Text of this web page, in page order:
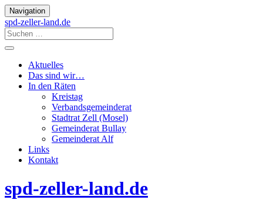
Navigation
spd-zeller-land.de
Aktuelles
Das sind wir…
In den Räten
Kreistag
Verbandsgemeinderat
Stadtrat Zell (Mosel)
Gemeinderat Bullay
Gemeinderat Alf
Links
Kontakt
spd-zeller-land.de